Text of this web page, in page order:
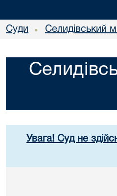
Суди • Селидівський
Увага! Суд не